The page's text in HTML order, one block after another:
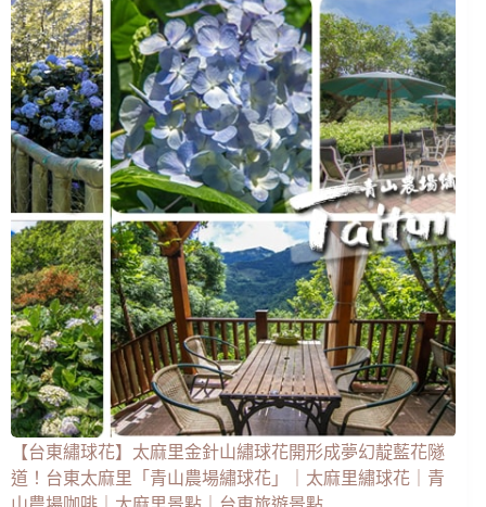
【台東繡球花】太麻里金針山繡球花開形成夢幻靛藍花隧
道！台東太麻里「青山農場繡球花」｜太麻里繡球花｜青